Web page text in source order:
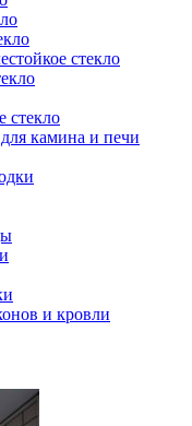
стекло
стекло
камина и печи
и кровли